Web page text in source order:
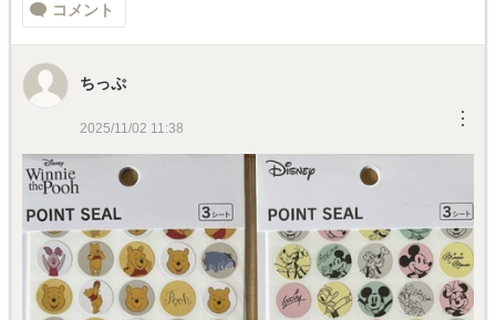
コメント
ちっぷ
2025/11/02 11:38 ︙